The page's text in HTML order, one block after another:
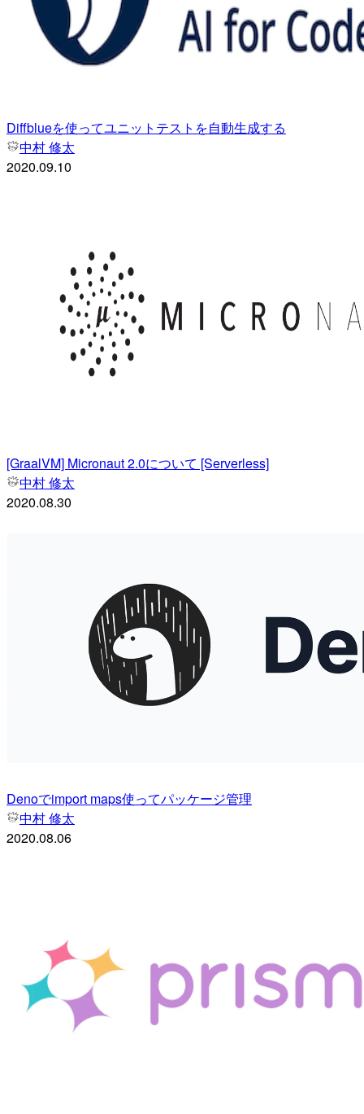
Diffblueを使ってユニットテストを自動生成する
中村 修太
2020.09.10
[GraalVM] Micronaut 2.0について [Serverless]
中村 修太
2020.08.30
Denoでimport maps使ってパッケージ管理
中村 修太
2020.08.06